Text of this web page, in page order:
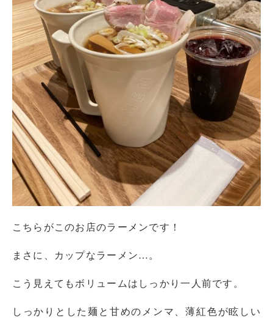
こちらがこのお店のラーメンです！
まさに、カップなラーメン…。
こう見えてもボリュームはしっかり一人前です。
しっかりとした麺と甘めのメンマ、薄紅色が眩しい